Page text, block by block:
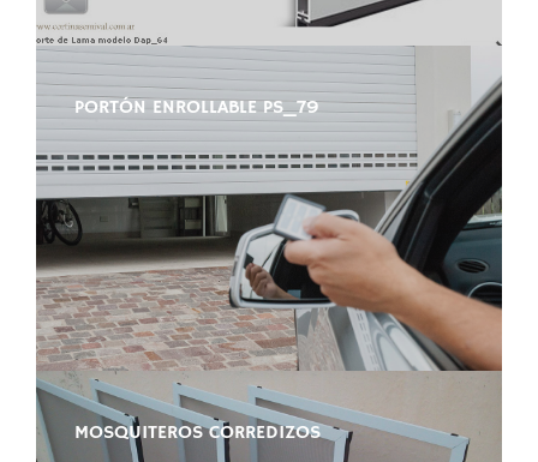
PORTÓN ENROLLABLE PS_79
MOSQUITEROS CORREDIZOS